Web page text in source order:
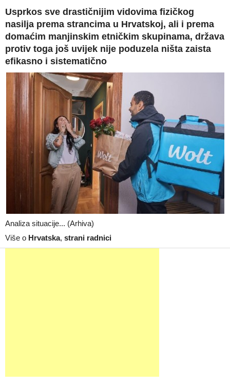
Usprkos sve drastičnijim vidovima fizičkog
nasilja prema strancima u Hrvatskoj, ali i prema
domaćim manjinskim etničkim skupinama, država
protiv toga još uvijek nije poduzela ništa zaista
efikasno i sistematično
Analiza situacije... (Arhiva)
Više o Hrvatska, strani radnici